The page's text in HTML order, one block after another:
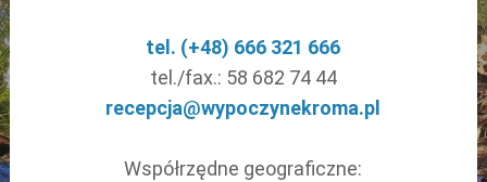
tel. (+48) 666 321 666
tel./fax.: 58 682 74 44
recepcja@wypoczynekroma.pl
Współrzędne geograficzne: